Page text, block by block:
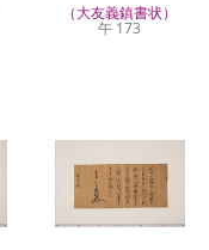
（大友義鎮書状）
午 173